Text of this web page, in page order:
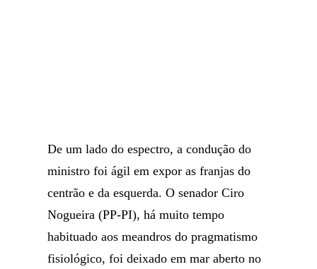
De um lado do espectro, a condução do
ministro foi ágil em expor as franjas do
centrão e da esquerda. O senador Ciro
Nogueira (PP-PI), há muito tempo
habituado aos meandros do pragmatismo
fisiológico, foi deixado em mar aberto no